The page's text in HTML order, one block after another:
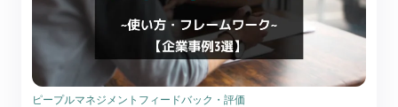
ピープルマネジメント フィードバック・評価